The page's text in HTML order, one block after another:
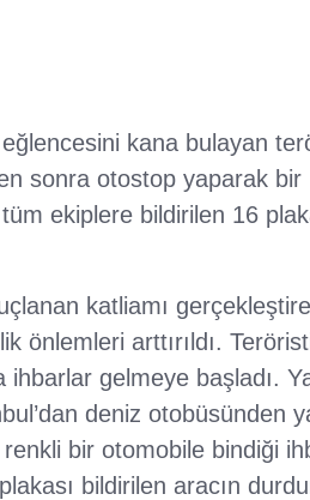
kana bulayan
sonra otostop yaparak bir
ekiplere bildirilen 16
katliamı
önlemleri arttırıldı.
gelmeye başladı.
deniz otobüsünden
bir otomobile bindiği
bildirilen aracın